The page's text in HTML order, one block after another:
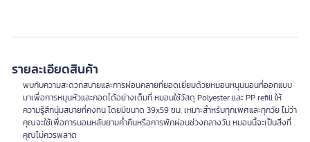
รายละเอียดสินค้า
พบกับความสะดวกสบายและการผ่อนคลายที่ยอดเยี่ยมด้วยหมอนหนุนนอนที่ออกแบบ
มาเพื่อการหนุนหัวและกอดได้อย่างเต็มที่ หมอนใช้วัสดุ Polyester และ PP refill ให้
ความรู้สึกนุ่มสบายที่คงทน โดยมีขนาด 39x59 ซม. เหมาะสำหรับทุกเพศและทุกวัย ไม่ว่า
คุณจะใช้เพื่อการนอนหลับยามค่ำคืนหรือการพักผ่อนช่วงกลางวัน หมอนนี้จะเป็นสิ่งที่
คุณไม่ควรพลาด